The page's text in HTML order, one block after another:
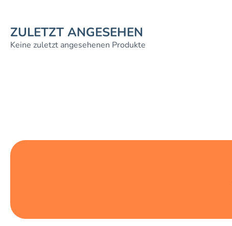
ZULETZT ANGESEHEN
Keine zuletzt angesehenen Produkte